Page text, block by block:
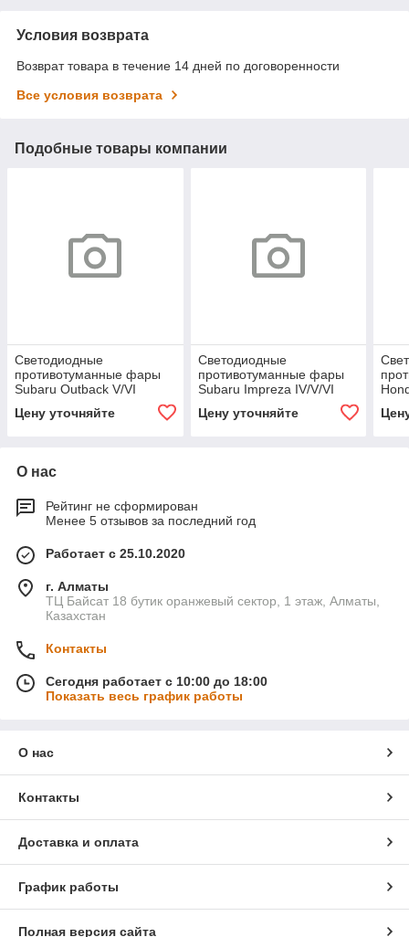
Условия возврата
Возврат товара в течение 14 дней по договоренности
Все условия возврата
Подобные товары компании
Светодиодные
противотуманные фары
Subaru Outback V/VI
[2017-н.в.] Premium Spot
Цену уточняйте
Светодиодные
противотуманные фары
Subaru Impreza IV/V/VI
[2011-н.в.] Premium Spot
Цену уточняйте
О нас
Рейтинг не сформирован
Менее 5 отзывов за последний год
Работает с 25.10.2020
г. Алматы
ТЦ Байсат 18 бутик оранжевый сектор, 1 этаж, Алматы,
Казахстан
Контакты
Сегодня работает с 10:00 до 18:00
Показать весь график работы
О нас
Контакты
Доставка и оплата
График работы
Полная версия сайта